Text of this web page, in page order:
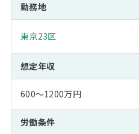
勤務地
東京23区
想定年収
600～1200万円
労働条件